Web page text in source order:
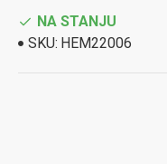
NA STANJU
SKU: HEM22006